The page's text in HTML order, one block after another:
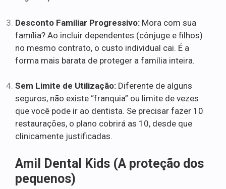
Desconto Familiar Progressivo: Mora com sua
família? Ao incluir dependentes (cônjuge e filhos)
no mesmo contrato, o custo individual cai. É a
forma mais barata de proteger a família inteira.
Sem Limite de Utilização: Diferente de alguns
seguros, não existe “franquia” ou limite de vezes
que você pode ir ao dentista. Se precisar fazer 10
restaurações, o plano cobrirá as 10, desde que
clinicamente justificadas.
Amil Dental Kids (A proteção dos
pequenos)